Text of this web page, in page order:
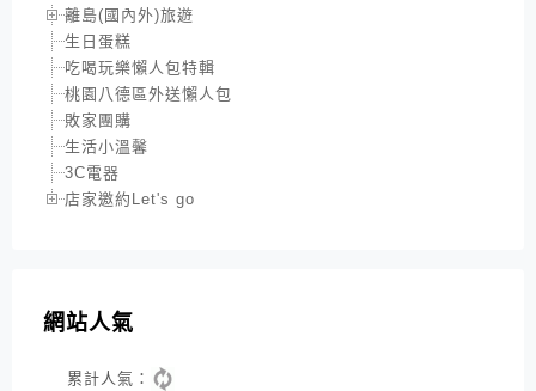
離島(國內外)旅遊
生日蛋糕
吃喝玩樂懶人包特輯
桃園八德區外送懶人包
敗家團購
生活小溫馨
3C電器
店家邀約Let's go
網站人氣
累計人氣：